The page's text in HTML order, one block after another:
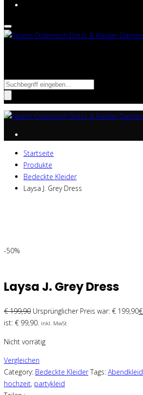
Startseite
Produkte
Bedeckte Kleider
Laysa J. Grey Dress
-50%
Laysa J. Grey Dress
€199,90 Ursprünglicher Preis war: € 199,90€
ist: € 99,90. inkl. MwSt
Nicht vorrätig
Vergleichen
Category: Bedeckte Kleider Tags: Abendkleid
hochzeit, partykleid